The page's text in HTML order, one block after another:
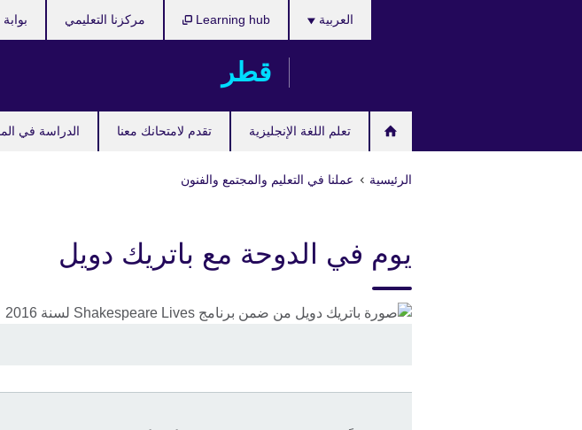
قطر
تعلم اللغة الإنجليزية تقدم لامتحانك معنا الدراسة في
العربية Learning hub مركزنا التعليمي
الرئيسية عملنا في التعليم والمجتمع والفنون
يوم في الدوحة مع باتريك دويل